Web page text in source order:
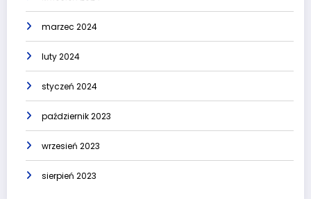
marzec 2024
luty 2024
styczeń 2024
październik 2023
wrzesień 2023
sierpień 2023